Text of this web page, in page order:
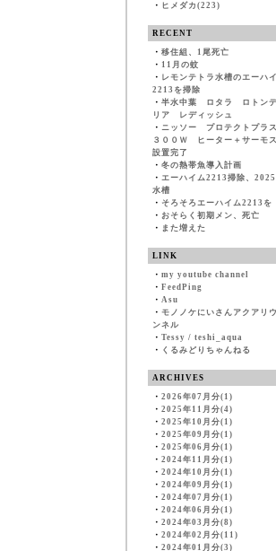
・ ヒメダカ(223)
RECENT
・ 移住組、1尾死亡
・ 11月の蚊
・ レモンテトラ水槽のエーハ
2213を掃除
・ 半水中葉 ロタラ ロトンデ
リア レディッシュ
・ ニッソー プロテクトプラ
３００Ｗ ヒーター＋サーモ
設置完了
・ 冬の熱帯魚導入計画
・ エーハイム2213掃除、
水槽
・ そろそろエーハイム2213を
・ おそらく初期メン、死亡
・ また増えた
LINK
・ my youtube channel
・ FeedPing
・ Asu
・ モノノケにいさんアクアリ
ンネル
・ Tessy / teshi_aqua
・ くるみどりちゃんねる
ARCHIVES
・ 2026年07月分(1)
・ 2025年11月分(4)
・ 2025年10月分(1)
・ 2025年09月分(1)
・ 2025年06月分(1)
・ 2024年11月分(1)
・ 2024年10月分(1)
・ 2024年09月分(1)
・ 2024年07月分(1)
・ 2024年06月分(1)
・ 2024年03月分(8)
・ 2024年02月分(11)
・ 2024年01月分(3)